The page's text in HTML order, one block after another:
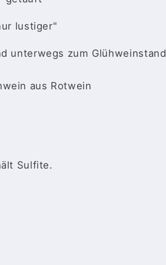
lustiger"
unterwegs zum
aus Rotwein
Sulfite.